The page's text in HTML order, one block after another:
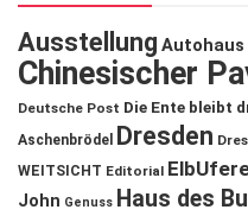
Ausstellung Autohaus
Chinesischer
Deutsche Post Die Ente bleibt
Aschenbrödel
Dresden
WEITSICHT Editorial
John Genuss Haus des